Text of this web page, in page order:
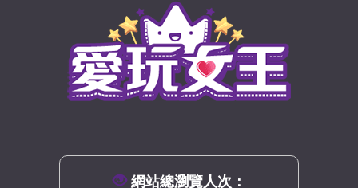
網站總瀏覽人次：